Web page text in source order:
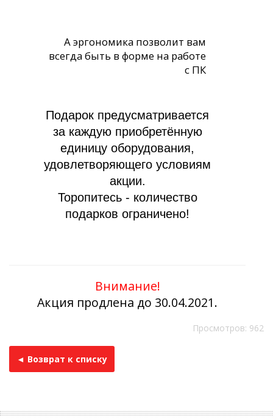
А эргономика позволит вам
всегда быть в форме на работе
с ПК
Подарок предусматривается
за каждую приобретённую
единицу оборудования,
удовлетворяющего условиям
акции.
Торопитесь - количество
подарков ограничено!
Внимание!
Акция продлена до 30.04.2021.
Просмотров: 962
◄ Возврат к списку